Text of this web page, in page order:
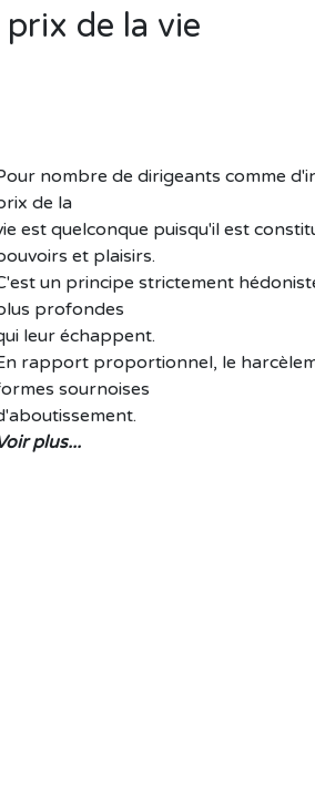
de la vie
nombre de dirigeants comme
de la
est quelconque puisqu'il est
et plaisirs.
un principe strictement
profondes
leur échappent.
rapport proportionnel, le
sournoises
plus...